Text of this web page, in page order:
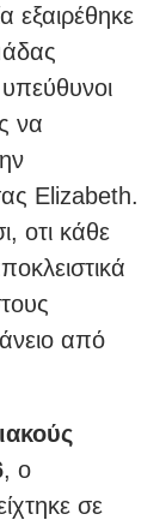
εξαιρέθηκε
να
Elizabeth.
οτι κάθε
από
, ο
σε